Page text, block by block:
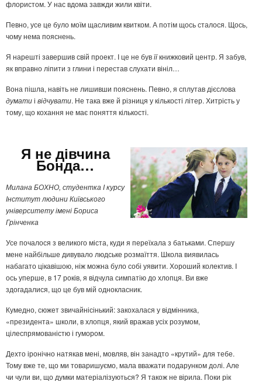
флористом. У нас вдома завжди жили квіти.
Певно, усе це було моїм щасливим квитком. А потім щось сталося. Щось,
чому нема пояснень.
Я нарешті завершив свій проект. І це не бувїїкнижковий центр. Я забув,
як вправно ліпити з глини і перестав слухати вініл…
Вона пішла, навіть не лишивши пояснень. Певно, я сплутав дієслова
думатиі відчувати. Не така вже й різниця у кількості літер. Хитрість у
тому, що кохання не має поняття кількості.
Я не дівчина
Бонда…
Милана БОХНО, студентка І курсу
Інститут людини Київського
університету імені Бориса
Грінченка
Усе почалося з великого міста, куди я переїхала з батьками. Спершу
мене найбільше дивувало людське розмаїття. Школа виявилась
набагато цікавішою, ніж можна було собі уявити. Хороший колектив. І
ось уперше, в 17 років, я відчула симпатію до хлопця. Ви вже
здогадалися, що це був мій однокласник.
Кумедно, сюжет звичайнісінький: закохалася у відмінника,
«президента» школи, в хлопця, який вражав усіх розумом,
цілеспрямованістю і гумором.
Дехто іронічно натякав мені, мовляв, він занадто «крутий» для тебе.
Тому вже те, що ми товаришуємо, мала вважати подарунком долі. Але
чи чули ви, що думки матеріалізуються? Я також не вірила. Поки рік